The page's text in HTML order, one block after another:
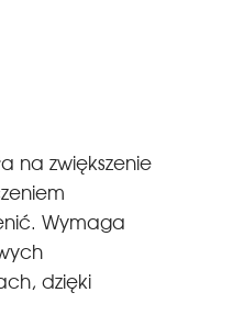
na zwiększenie
Wymaga
dzięki